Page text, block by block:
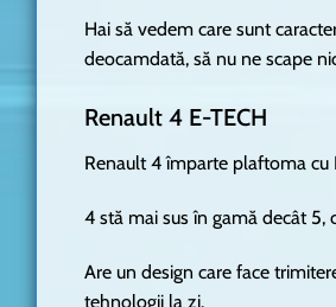
Hai să vedem care sunt
deocamdată, să nu ne scape
Renault 4 E-TECH
Renault 4 împarte plaftoma
4 stă mai sus în gamă decât 5,
Are un design care face
tehnologii la zi.